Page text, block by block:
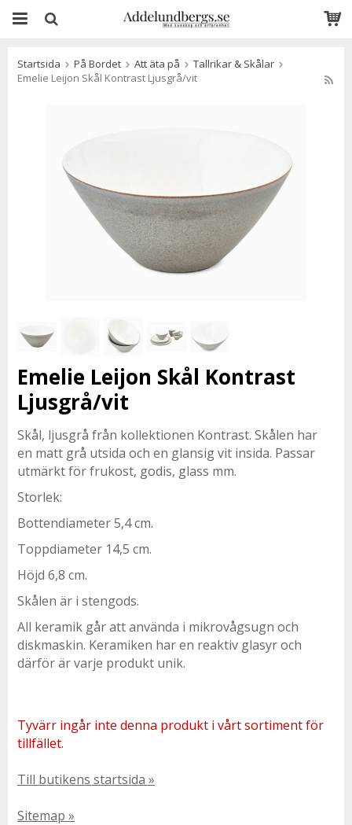
Startsida På Bordet Att äta på
Tallrikar & Skålar
Emelie Leijon Skål Kontrast Ljusgrå/vit
Emelie Leijon Skål Kontrast
Ljusgrå/vit
Skål, ljusgrå från kollektionen Kontrast. Skålen har
en matt grå utsida och en glansig vit insida. Passar
utmärkt för frukost, godis, glass mm.
Storlek:
Bottendiameter 5,4 cm.
Toppdiameter 14,5 cm.
Höjd 6,8 cm.
Skålen är i stengods.
All keramik går att använda i mikrovågsugn och
diskmaskin. Keramiken har en reaktiv glasyr och
därför är varje produkt unik.
Tyvärr ingår inte denna produkt i vårt sortiment för
tillfället.
Till butikens startsida »
Sitemap »